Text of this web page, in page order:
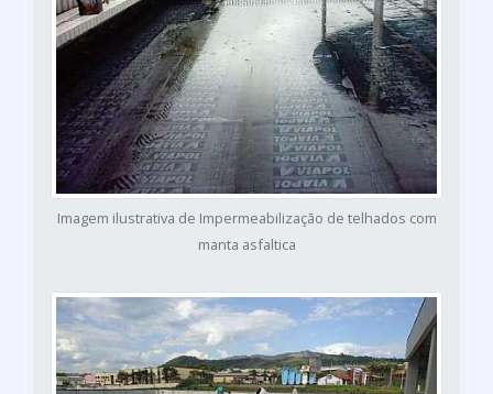
Imagem ilustrativa de Impermeabilização de telhados com
manta asfaltica